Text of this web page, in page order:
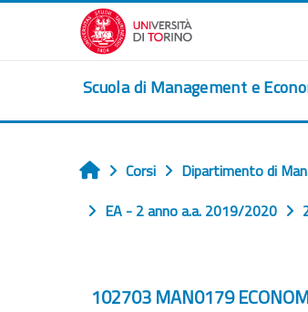
Vai al contenuto principale
Scuola di Management e
Home
Corsi Dipartimento di
EA - 2 anno a.a. 2019/2020
102703 MAN0179